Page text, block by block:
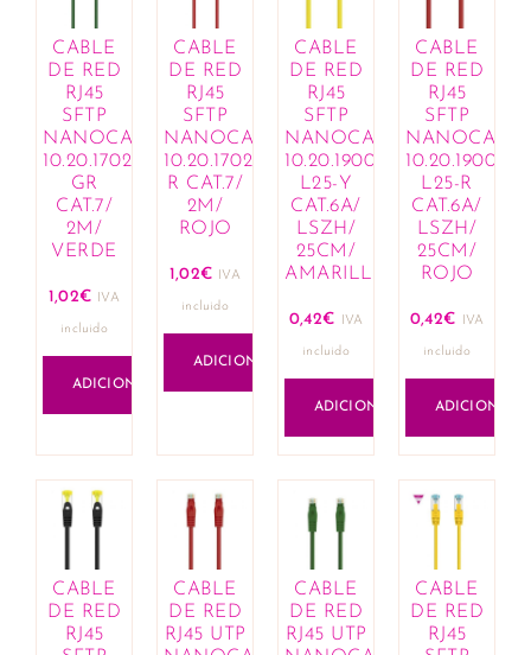
Superalimentos
Variados
Bebés e Crianças
Cremes e hidratantes
Limpeza e cuidado infantil
Mamã
Lactação
Bijuteria
Anéis
Conjuntos
Pingentes
Pulseiras
Amaciadores
Champôs
Coloração
CABLE
DE RED
RJ45
SFTP
NANOCABLE
10.20.1702-
GR
CAT.7/
2M/
VERDE
1,02€ IVA
incluido
ADICIONAR
CABLE
DE RED
RJ45
SFTP
NANOCABLE
10.20.1702-
R CAT.7/
2M/
ROJO
1,02€ IVA
incluido
ADICIONAR
CABLE
DE RED
RJ45
SFTP
NANOCABLE
10.20.1900-
L25-Y
CAT.6A/
LSZH/
25CM/
AMARILLO
0,42€ IVA
incluido
ADICIONAR
CABLE
DE RED
RJ45
SFTP
NANOCABLE
10.20.1900-
L25-R
CAT.6A/
LSZH/
25CM/
ROJO
0,42€ IVA
incluido
ADICIONAR
CABLE
DE RED
RJ45
CABLE
DE RED
RJ45 UTP
CABLE
DE RED
RJ45 UTP
CABLE
DE RED
RJ45